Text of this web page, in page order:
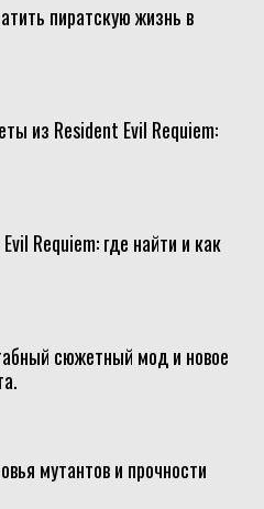
пиратскую жизнь в
из Resident Evil Requiem:
Requiem: где найти и как
сюжетный мод и новое
мутантов и прочности